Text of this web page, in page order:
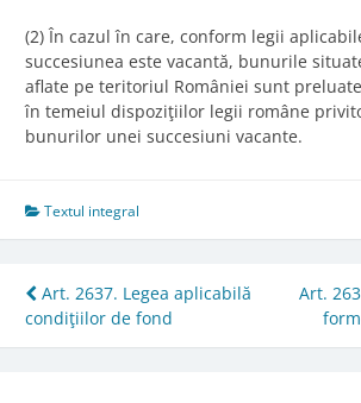
(2) În cazul în care, conform legii
succesiunea este vacantă, bunurile
aflate pe teritoriul României sunt
în temeiul dispoziţiilor legii române
bunurilor unei succesiuni vacante.
Textul integral
Post
navigation
Art. 2637. Legea aplicabilă
condiţiilor de fond
Art.